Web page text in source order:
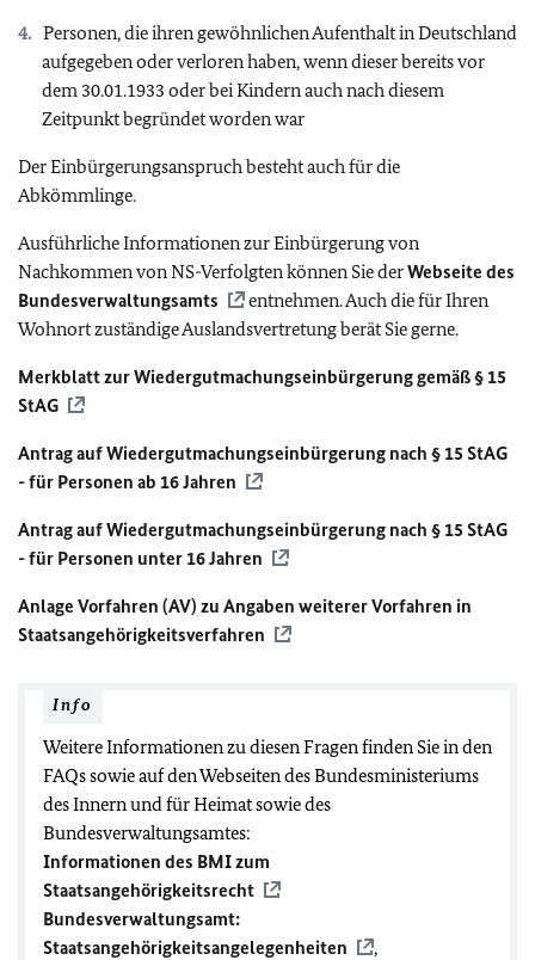
Personen, die ihren gewöhnlichen Aufenthalt in Deutschland
aufgegeben oder verloren haben, wenn dieser bereits vor
dem 30.01.1933 oder bei Kindern auch nach diesem
Zeitpunkt begründet worden war
Der Einbürgerungsanspruch besteht auch für die
Abkömmlinge.
Ausführliche Informationen zur Einbürgerung von
Nachkommen von NS-Verfolgten können Sie derWebseite des
Bundesverwaltungsamts
entnehmen. Auch die für Ihren
Wohnort zuständige Auslandsvertretung berät Sie gerne.
Merkblatt zur Wiedergutmachungseinbürgerung gemäß § 15
StAG
Antrag auf Wiedergutmachungseinbürgerung nach § 15 StAG
- für Personen ab 16 Jahren
Antrag auf Wiedergutmachungseinbürgerung nach § 15 StAG
- für Personen unter 16 Jahren
Anlage Vorfahren (AV) zu Angaben weiterer Vorfahren in
Staatsangehörigkeitsverfahren
Info
Weitere Informationen zu diesen Fragen finden Sie in den
FAQs sowie auf den Webseiten des Bundesministeriums
des Innern und für Heimat sowie des
Bundesverwaltungsamtes:
Informationen des BMIzum
Staatsangehörigkeitsrecht
Bundesverwaltungsamt:
Staatsangehörigkeitsangelegenheiten
,